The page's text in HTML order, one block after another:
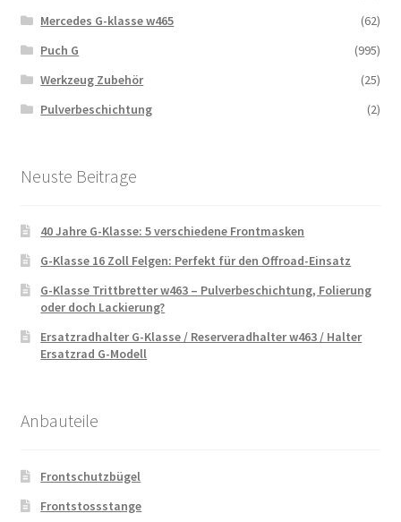
Mercedes G-klasse w465
(62)
Puch G
(995)
Werkzeug Zubehör
(25)
Pulverbeschichtung
(2)
Neuste Beitrage
40 Jahre G-Klasse: 5 verschiedene Frontmasken
G-Klasse 16 Zoll Felgen: Perfekt für den Offroad-Einsatz
G-Klasse Trittbretter w463 – Pulverbeschichtung, Folierung
oder doch Lackierung?
Ersatzradhalter G-Klasse / Reserveradhalter w463 / Halter
Ersatzrad G-Modell
Anbauteile
Frontschutzbügel
Frontstossstange